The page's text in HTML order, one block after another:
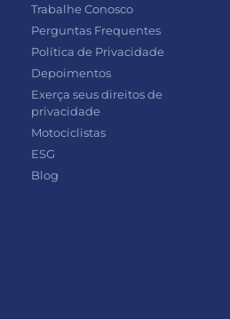
Trabalhe Conosco
Perguntas Frequentes
Política de Privacidade
Depoimentos
Exerça seus direitos de
privacidade
Motociclistas
ESG
Blog